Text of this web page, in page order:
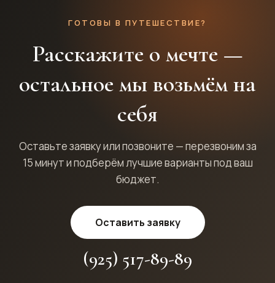
ГОТОВЫ В ПУТЕШЕСТВИЕ?
Расскажите о мечте —
остальное мы возьмём на
себя
Оставьте заявку или позвоните — перезвоним за
15 минут и подберём лучшие варианты под ваш
бюджет.
Оставить заявку
(925) 517-89-89